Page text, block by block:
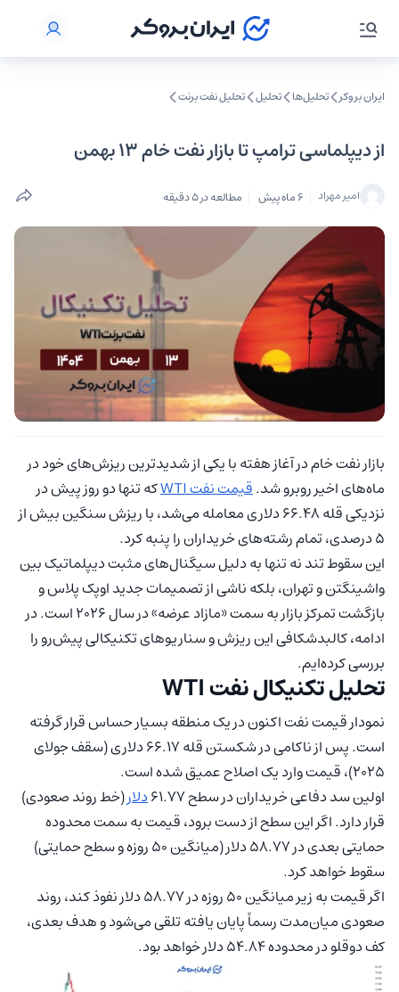
ایران بروکر تحلیل‌ها تحلیل‌ تحلیل نفت برنت
از دیپلماسی ترامپ تا بازار نفت خام ۱۳ بهمن
امیر مهراد 6 ماه پیش مطالعه در 5 دقیقه
بازار نفت خام در آغاز هفته با یکی از شدیدترین ریزش‌های خود در
ماه‌های اخیر روبرو شد.قیمت نفت WTI
که تنها دو روز پیش در
نزدیکی قله ۶۶.۴۸ دلاری معامله می‌شد، با ریزش سنگین بیش از
۵ درصدی، تمام رشته‌های خریداران را پنبه کرد.
این سقوط تند نه تنها به دلیل سیگنال‌های مثبت دیپلماتیک بین
واشینگتن و تهران، بلکه ناشی از تصمیمات جدید اوپک پلاس و
بازگشت تمرکز بازار به سمت «مازاد عرضه» در سال ۲۰۲۶ است. در
ادامه، کالبدشکافی این ریزش و سناریوهای تکنیکالی پیش‌رو را
بررسی کرده‌ایم.
تحلیل تکنیکال نفت WTI
نمودار قیمت نفت اکنون در یک منطقه بسیار حساس قرار گرفته
است. پس از ناکامی در شکستن قله ۶۶.۱۷ دلاری (سقف جولای
۲۰۲۵)، قیمت وارد یک اصلاح عمیق شده است.
اولین سد دفاعی خریداران در سطح ۶۱.۷۷
دلار(خط روند صعودی)
قرار دارد. اگر این سطح از دست برود، قیمت به سمت محدوده
حمایتی بعدی در ۵۸.۷۷ دلار (میانگین ۵۰ روزه و سطح حمایتی)
سقوط خواهد کرد.
اگر قیمت به زیر میانگین ۵۰ روزه در ۵۸.۷۷ دلار نفوذ کند، روند
صعودی میان‌مدت رسماً پایان یافته تلقی می‌شود و هدف بعدی،
کف دوقلو در محدوده ۵۴.۸۴ دلار خواهد بود.